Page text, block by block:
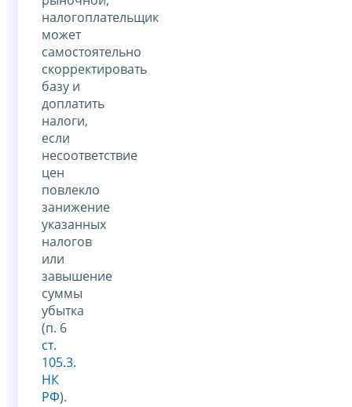
налогоплательщик
может
самостоятельно
скорректировать
базу и
доплатить
налоги,
если
несоответствие
цен
повлекло
занижение
указанных
налогов
или
завышение
суммы
убытка
(п. 6
ст.
105.3.
НК
РФ).